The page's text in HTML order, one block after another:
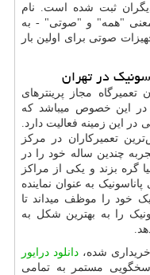
دیگران ثبت شده است. نام
معنی "همه" و "صوتی" - به
صوتی برای اولین بار
در تهران
تعمیرگاه مجاز پرینترهای
در این خصوص میباشد که
این زمینه فعالیت دارد.
تعمیرکاران در مرکز
چندین ساله خود را در
گره بزند و یکی از مراکز
به عنوان نماینده
خود را موظف میداند تا
را به بهترین شکل به
خریداری شده،دانلود درایور
مستمر به تمامی